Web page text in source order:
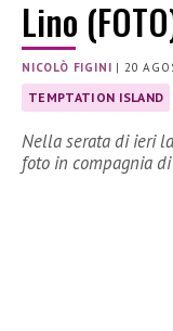
Lino
NICOLÒ FIGINI | 20
TEMPTATION ISLAND
Nella serata di ieri
foto in compagnia